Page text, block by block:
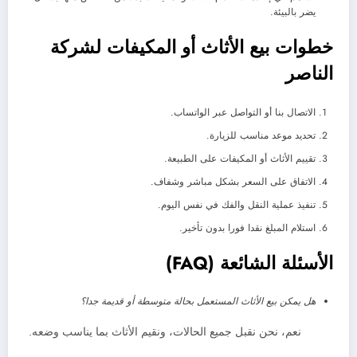
يضر بالبيئة.
خطوات بيع الأثاث أو المكيفات لشركة
الناصر
الاتصال بنا أو التواصل عبر الواتساب.
تحديد موعد مناسب للزيارة.
تقييم الأثاث أو المكيفات على الطبيعة.
الاتفاق على السعر بشكل مباشر وشفاف.
تنفيذ عملية النقل والفك في نفس اليوم.
استلام المبلغ نقدا فورا بدون تأخير.
الأسئلة الشائعة (FAQ)
هل يمكن بيع الأثاث المستعمل بحالة متوسطة أو قديمة جدا؟
نعم، نحن نقبل جميع الحالات، ونقيم الأثاث بما يناسب وضعه.